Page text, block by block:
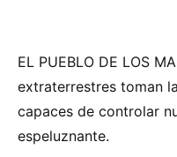
EL PUEBLO DE LOS
extraterrestres toman
capaces de controlar
espeluznante.